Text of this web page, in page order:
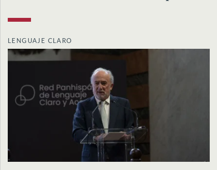
LENGUAJE CLARO